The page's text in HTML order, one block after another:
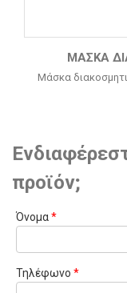
ΜΆΣΚΑ
Μάσκα
προϊόν;
Όνομα*
Τηλέφωνο *